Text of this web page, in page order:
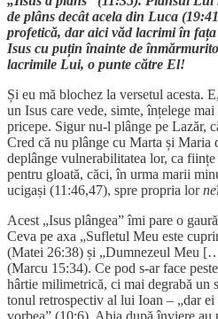
de plâns decât acela din Luca
profetică, dar aici văd lacrimi în
Isus cu puțin înainte de
lacrimile Lui, o punte către El!
Și eu mă blochez la versetul acesta.
un Isus care vede, simte, înțelege
pricepe. Sigur nu-l plânge pe Lazăr,
Cred că nu plânge cu Marta și Maria
deplânge vulnerabilitatea lor, ca
pentru gloată, căci, în urma marii
ucigași (11:46,47), spre propria lor
Acest „Isus plângea” îmi pare o
Ceva pe axa „Sufletul Meu este
(Matei 26:38) și „Dumnezeul Meu
(Marcu 15:34). Ce pod s-ar face
hârtie milimetrică, ci mai degrabă un
tonul retrospectiv al lui Ioan – „dar ei
vorbea” (10:6). Abia după înviere